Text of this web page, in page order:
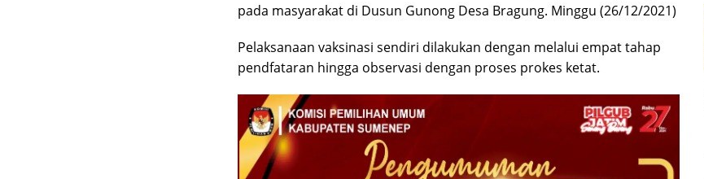
pada masyarakat di Dusun Gunong Desa Bragung. Minggu (26/12/2021)
Pelaksanaan vaksinasi sendiri dilakukan dengan melalui empat tahap
pendfataran hingga observasi dengan proses prokes ketat.